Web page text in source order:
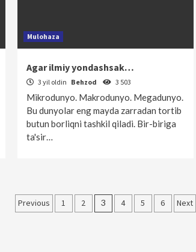
Mulohaza
Agar ilmiy yondashsak…
3 yil oldin Behzod 3 503
Mikrodunyo. Makrodunyo. Megadunyo.
Bu dunyolar eng mayda zarradan tortib
butun borliqni tashkil qiladi. Bir-biriga
ta'sir…
Maqolalar
Previous 1 2 3 4 5 6 Next